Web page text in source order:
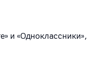
и «Одноклассники»,